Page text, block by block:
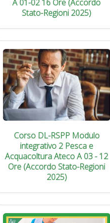
A 01-02 16 Ore (Accordo
Stato-Regioni 2025)
Corso DL-RSPP Modulo
integrativo 2 Pesca e
Acquacoltura Ateco A 03 - 12
Ore (Accordo Stato-Regioni
2025)